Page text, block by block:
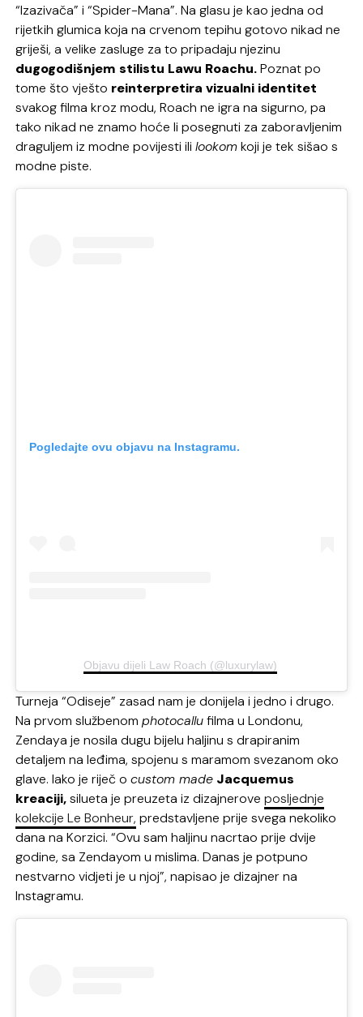
“Izazivača” i “Spider-Mana”. Na glasu je kao jedna od
rijetkih glumica koja na crvenom tepihu gotovo nikad ne
griješi, a velike zasluge za to pripadaju njezinu
dugogodišnjem stilistu Lawu Roachu.Poznat po
tome što vješto reinterpretira vizualni identitet
svakog filma kroz modu, Roach ne igra na sigurno, pa
tako nikad ne znamo hoće li posegnuti za zaboravljenim
draguljem iz modne povijesti ililookomkoji je tek sišao s
modne piste.
Pogledajte ovu objavu na Instagramu.
Objavu dijeli Law Roach (@luxurylaw)
Turneja “Odiseje” zasad nam je donijela i jedno i drugo.
Na prvom službenomphotocallufilma u Londonu,
Zendaya je nosila dugu bijelu haljinu s drapiranim
detaljem na leđima, spojenu s maramom svezanom oko
glave. Iako je riječ ocustom made Jacquemus
kreaciji,silueta je preuzeta iz dizajneroveposljednje
kolekcije Le Bonheur, predstavljene prije svega nekoliko
dana na Korzici. “Ovu sam haljinu nacrtao prije dvije
godine, sa Zendayom u mislima. Danas je potpuno
nestvarno vidjeti je u njoj”, napisao je dizajner na
Instagramu.